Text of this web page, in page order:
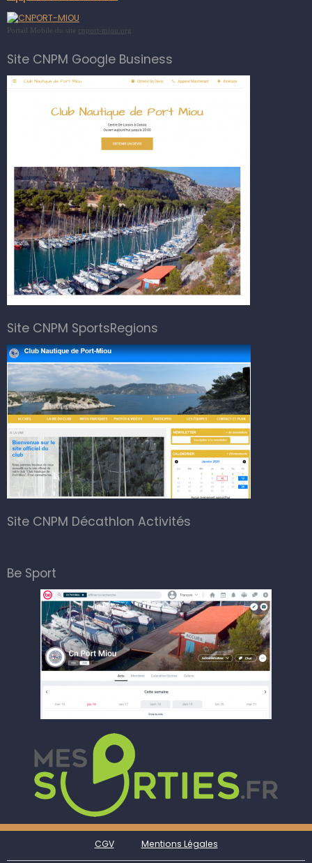
Portail Mobile du site cnport-miou.org
Site CNPM Google Business
Site CNPM SportsRegions
Site CNPM Décathlon Activités
Be Sport
CGV Mentions Légales